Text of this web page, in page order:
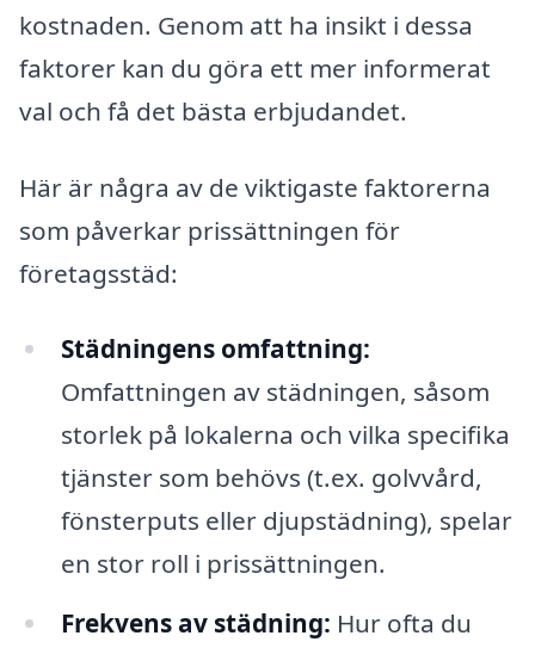
kostnaden. Genom att ha insikt i dessa
faktorer kan du göra ett mer informerat
val och få det bästa erbjudandet.
Här är några av de viktigaste faktorerna
som påverkar prissättningen för
företagsstäd:
Städningens omfattning:
Omfattningen av städningen, såsom
storlek på lokalerna och vilka specifika
tjänster som behövs (t.ex. golvvård,
fönsterputs eller djupstädning), spelar
en stor roll i prissättningen.
Frekvens av städning: Hur ofta du